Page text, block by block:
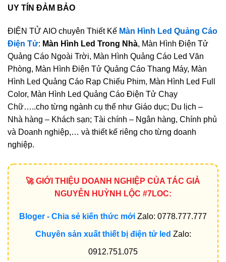
UY TÍN ĐẢM BẢO
ĐIỆN TỬ AIO chuyên Thiết Kế Màn Hình Led Quảng Cáo
Điện Tử: Màn Hình Led Trong Nhà, Màn Hình Điện Tử
Quảng Cáo Ngoài Trời, Màn Hình Quảng Cáo Led Văn
Phòng, Màn Hình Điện Tử Quảng Cáo Thang Máy, Màn
Hình Led Quảng Cáo Rạp Chiếu Phim, Màn Hình Led Full
Color, Màn Hình Led Quảng Cáo Điện Tử Chạy
Chữ…..cho từng ngành cụ thể như Giáo dục; Du lịch –
Nhà hàng – Khách sạn; Tài chính – Ngân hàng, Chính phủ
và Doanh nghiệp,… và thiết kế riêng cho từng doanh
nghiệp.
🚀 GIỚI THIỆU DOANH NGHIỆP CỦA TÁC GIẢ
NGUYỄN HUỲNH LỘC #7LOC:
Bloger - Chia sẻ kiến thức mới Zalo: 0778.777.777
Chuyên sản xuất thiết bị điện tử led Zalo:
0912.751.075